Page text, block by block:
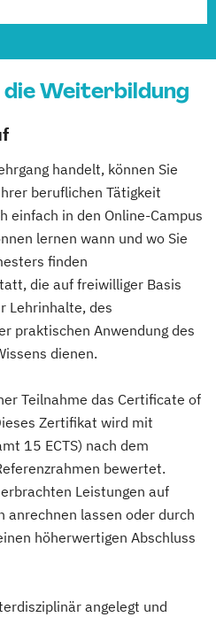
Weiterbildung
handelt, können Sie
beruflichen Tätigkeit
einfach in den Online-Campus
lernen wann und wo Sie
finden
die auf freiwilliger Basis
Lehrinhalte, des
praktischen Anwendung des
dienen.
Teilnahme das Certificate of
Zertifikat wird mit
15 ECTS) nach dem
bewertet.
Leistungen auf
anrechnen lassen oder durch
höherwertigen Abschluss
angelegt und